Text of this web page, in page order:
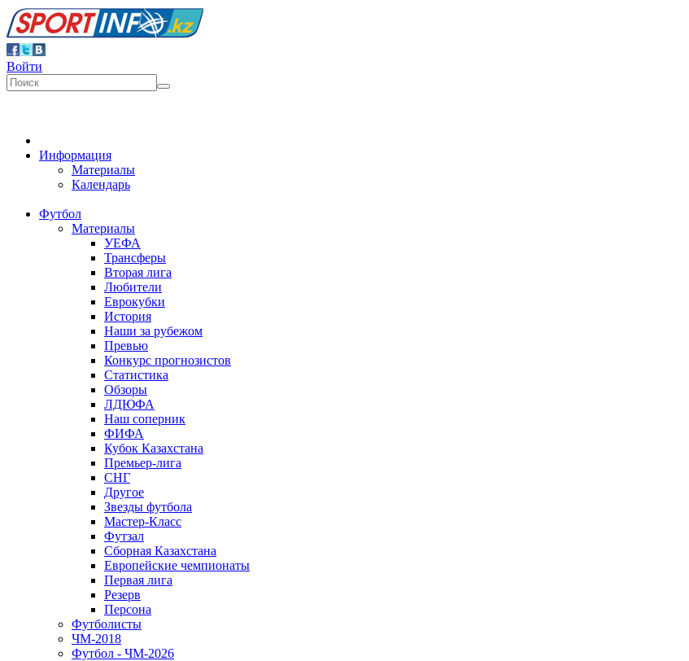
Войти
Информация
Материалы
Календарь
Футбол
Материалы
УЕФА
Трансферы
Вторая лига
Любители
Еврокубки
История
Наши за рубежом
Превью
Конкурс прогнозистов
Статистика
Обзоры
ЛДЮФА
Наш соперник
ФИФА
Кубок Казахстана
Премьер-лига
СНГ
Другое
Звезды футбола
Мастер-Класс
Футзал
Сборная Казахстана
Европейские чемпионаты
Первая лига
Резерв
Персона
Футболисты
ЧМ-2018
Футбол - ЧМ-2026